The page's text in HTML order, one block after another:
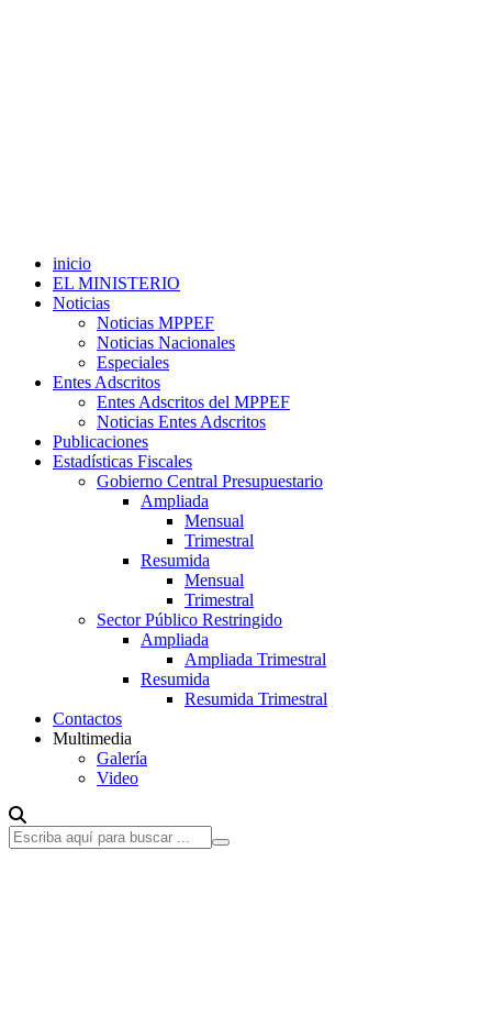
inicio
EL MINISTERIO
Noticias
Noticias MPPEF
Noticias Nacionales
Especiales
Entes Adscritos
Entes Adscritos del MPPEF
Noticias Entes Adscritos
Publicaciones
Estadísticas Fiscales
Gobierno Central Presupuestario
Ampliada
Mensual
Trimestral
Resumida
Mensual
Trimestral
Sector Público Restringido
Ampliada
Ampliada Trimestral
Resumida
Resumida Trimestral
Contactos
Multimedia
Galería
Video